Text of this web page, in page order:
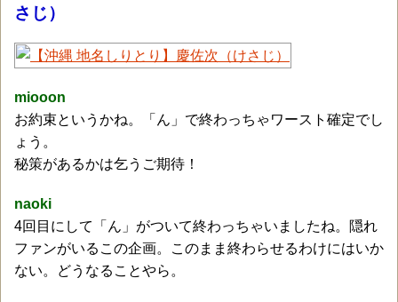
さじ）
miooon
お約束というかね。「ん」で終わっちゃワースト確定でし
ょう。
秘策があるかは乞うご期待！
naoki
4回目にして「ん」がついて終わっちゃいましたね。隠れ
ファンがいるこの企画。このまま終わらせるわけにはいか
ない。どうなることやら。